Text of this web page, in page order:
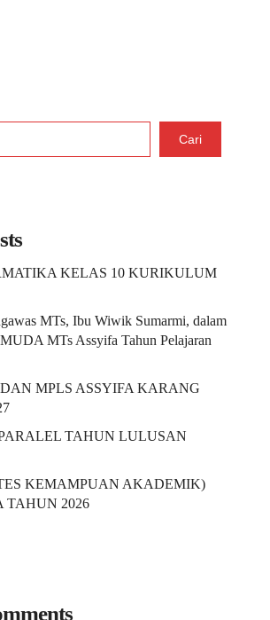
Cari
KELAS 10 KURIKULUM
MTs, Ibu Wiwik Sumarmi, dalam
MTs Assyifa Tahun Pelajaran
MPLS ASSYIFA KARANG
TAHUN LULUSAN
KEMAMPUAN AKADEMIK)
TAHUN 2026